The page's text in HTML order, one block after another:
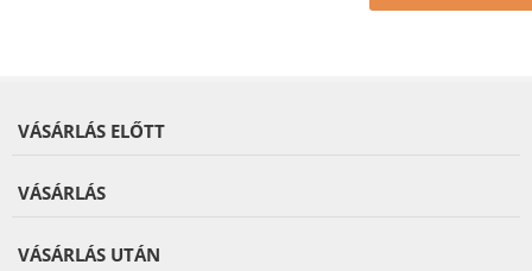
VÁSÁRLÁS ELŐTT
VÁSÁRLÁS
VÁSÁRLÁS UTÁN